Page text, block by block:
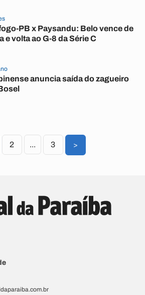
PB x Paysandu: Belo vence de
e volta ao G-8 da Série C
anuncia saída do zagueiro
2 ... 3 >